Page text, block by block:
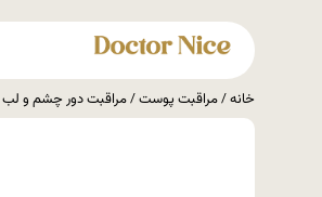
خانه/مراقبت پوست/مراقبت دور چشم و لب